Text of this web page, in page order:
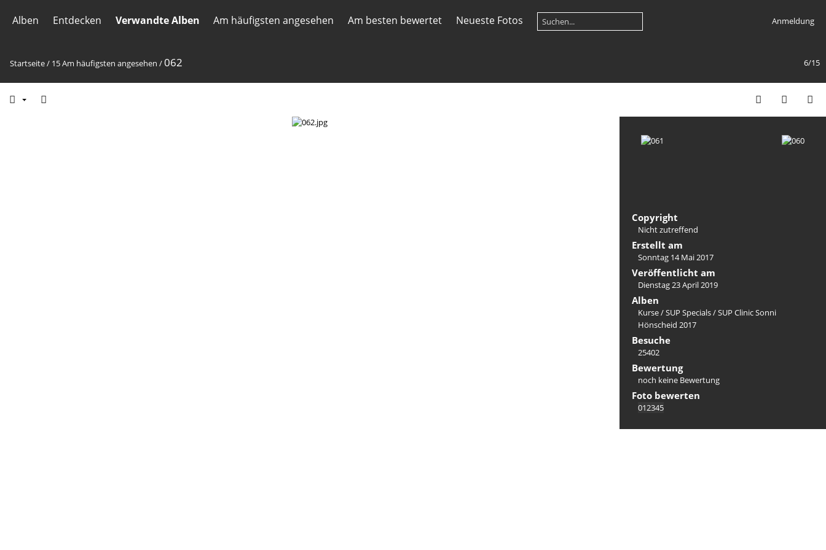
Alben Entdecken Verwandte Alben Am häufigsten angesehen Am besten bewertet Neueste Fotos Anmeldung
6/15
Startseite/ 15 Am häufigsten angesehen /062
Copyright
Nicht zutreffend
Erstellt am
Sonntag 14 Mai 2017
Veröffentlicht am
Dienstag 23 April 2019
Alben
Kurse/SUP Specials/SUP Clinic Sonni
Hönscheid 2017
Besuche
25402
Bewertung
noch keine Bewertung
Foto bewerten